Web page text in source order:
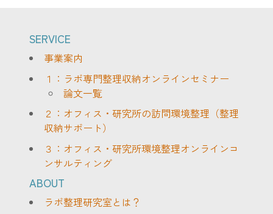
SERVICE
事業案内
１：ラボ専門整理収納オンラインセミナー
論文一覧
２：オフィス・研究所の訪問環境整理（整理
収納サポート）
３：オフィス・研究所環境整理オンラインコ
ンサルティング
ABOUT
ラボ整理研究室とは？